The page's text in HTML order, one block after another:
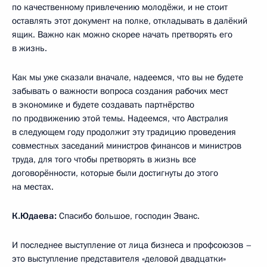
по качественному привлечению молодёжи, и не стоит
оставлять этот документ на полке, откладывать в далёкий
ящик. Важно как можно скорее начать претворять его
в жизнь.
Как мы уже сказали вначале, надеемся, что вы не будете
забывать о важности вопроса создания рабочих мест
в экономике и будете создавать партнёрство
по продвижению этой темы. Надеемся, что Австралия
в следующем году продолжит эту традицию проведения
совместных заседаний министров финансов и министров
труда, для того чтобы претворять в жизнь все
договорённости, которые были достигнуты до этого
на местах.
К.Юдаева: Спасибо большое, господин Эванс.
И последнее выступление от лица бизнеса и профсоюзов –
это выступление представителя «деловой двадцатки»